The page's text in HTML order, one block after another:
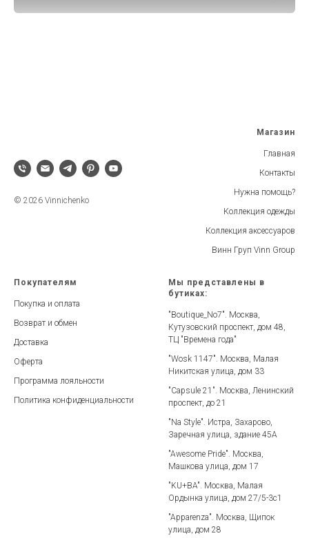
© 2026 Vinnichenko
Магазин
Главная
Контакты
Нужна помощь?
Коллекция одежды
Коллекция аксессуаров
Винн Груп Vinn Group
Покупателям
Покупка и оплата
Возврат и обмен
Доставка
Оферта
Программа лояльности
Политика конфиденциальности
Мы представлены в
бутиках:
"Boutique_No7". Москва,
Кутузовский проспект, дом 48,
ТЦ "Времена года"
"Wosk 1147". Москва, Малая
Никитская улица, дом 33
"Capsule 21". Москва, Ленинский
проспект, до 21
"Na Style". Истра, Захарово,
Заречная улица, здание 45А
"Awesome Pride". Москва,
Машкова улица, дом 17
"KU+BA". Москва, Малая
Ордынка улица, дом 27/5-3с1
"Apparenza". Москва, Щипок
улица, дом 28